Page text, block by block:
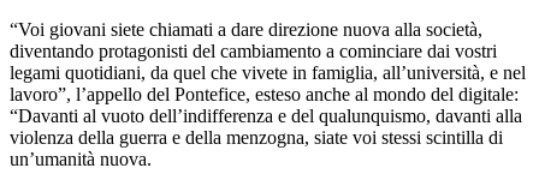
“Voi giovani siete chiamati a dare direzione nuova alla società,
diventando protagonisti del cambiamento a cominciare dai vostri
legami quotidiani, da quel che vivete in famiglia, all’università, e nel
lavoro”, l’appello del Pontefice, esteso anche al mondo del digitale:
“Davanti al vuoto dell’indifferenza e del qualunquismo, davanti alla
violenza della guerra e della menzogna, siate voi stessi scintilla di
un’umanità nuova.